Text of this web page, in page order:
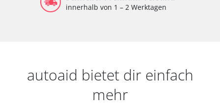
innerhalb von 1 – 2 Werktagen
autoaid bietet dir einfach
mehr